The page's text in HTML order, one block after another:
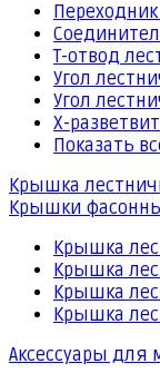
Т-отвод
Угол
Угол
Х-
Показать
Крышка
Крышки
Крышка
Крышка
Крышка
Крышка
Аксессуары для